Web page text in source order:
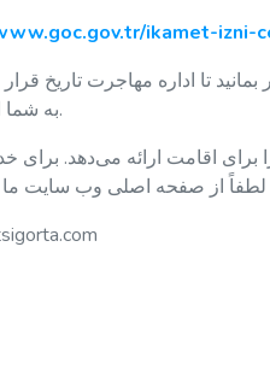
ikamet-izni-
تا اداره مهاجرت تاریخ قرار
به شما اطلاع دهد.
اقامت ارائه می‌دهد. برای